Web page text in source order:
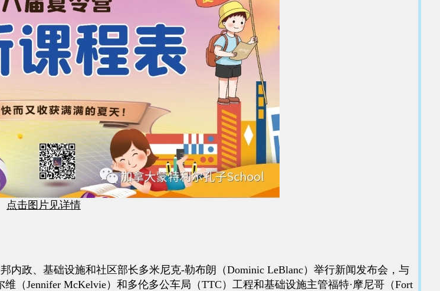
点击图片见详情
内政、基础设施和社区部长多米尼克-勒布朗（Dominic LeBlanc）举行新闻发布会，与
（Jennifer McKelvie）和多伦多公车局（TTC）工程和基础设施主管福特·摩尼哥（Fort